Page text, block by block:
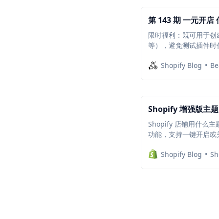
第 143 期 一元开店
限时福利：既可用于
等），避免测试插件
Shopify Blog
Shopify 增强版主
Shopify 店铺用什么主
功能，支持一键开启
Shopify Blog